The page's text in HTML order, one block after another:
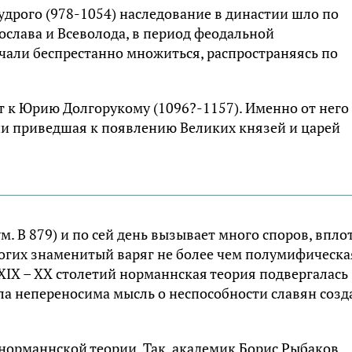
(978-1054) наследование в династии шло по
и Всеволода, в период феодальной
беспрестанно множиться, распространяясь по
к Юрию Долгорукому (1096?-1157). Именно от него
приведшая к появлению Великих князей и царей
В 879) и по сей день вызывает много споров,
знаменитый варяг не более чем
– XX столетий норманнская теория подвергалась
непереносима мысль о неспособности славян
теории. Так, академик Борис Рыбаков